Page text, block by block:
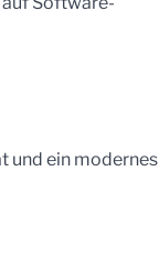
und ein modernes